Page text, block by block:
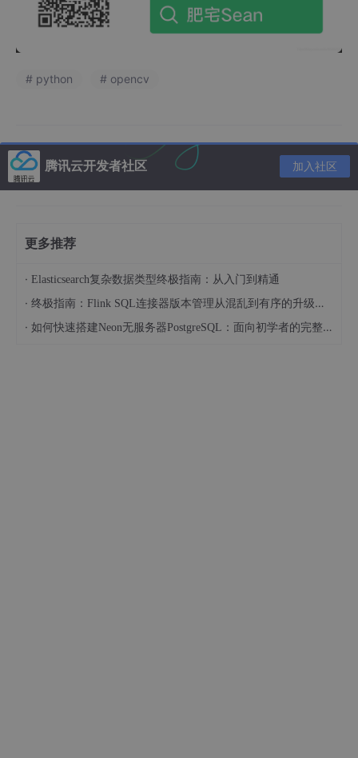
# python # opencv
腾讯云开发者社区 加入社区
更多推荐
· Elasticsearch复杂数据类型终极指南：从入门到精通
· 终极指南：Flink SQL连接器版本管理从混乱到有序的升级之路
· 如何快速搭建Neon无服务器PostgreSQL：面向初学者的完整指南